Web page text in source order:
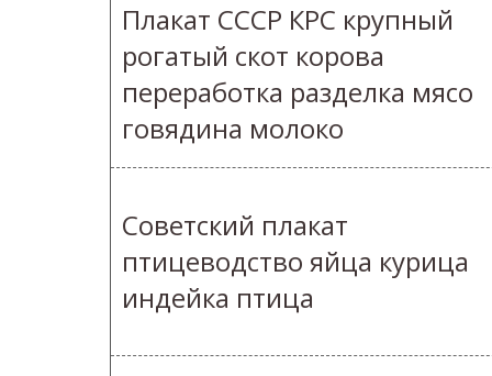
Плакат СССР КРС крупный
рогатый скот корова
переработка разделка мясо
говядина молоко
Советский плакат
птицеводство яйца курица
индейка птица